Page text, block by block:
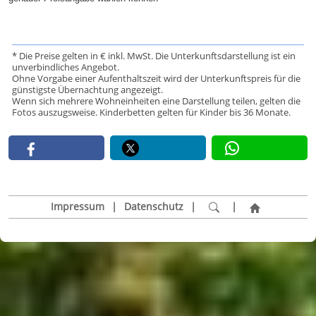
* Die Preise gelten in € inkl. MwSt. Die Unterkunftsdarstellung ist ein
unverbindliches Angebot.
Ohne Vorgabe einer Aufenthaltszeit wird der Unterkunftspreis für die
günstigste Übernachtung angezeigt.
Wenn sich mehrere Wohneinheiten eine Darstellung teilen, gelten die
Fotos auszugsweise. Kinderbetten gelten für Kinder bis 36 Monate.
Impressum Datenschutz